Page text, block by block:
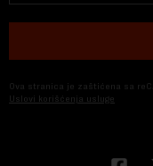
Ova stranica je zaštićena sa
Uslovi korišćenja usluge